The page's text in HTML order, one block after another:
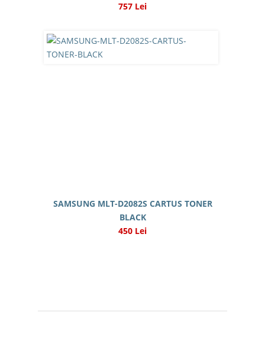
757 Lei
SAMSUNG MLT-D2082S CARTUS TONER
BLACK
450 Lei